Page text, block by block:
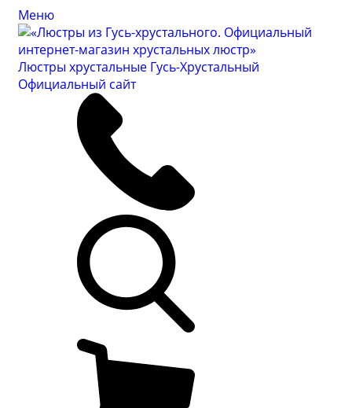
Меню
Люстры хрустальные Гусь-Хрустальный
Официальный сайт